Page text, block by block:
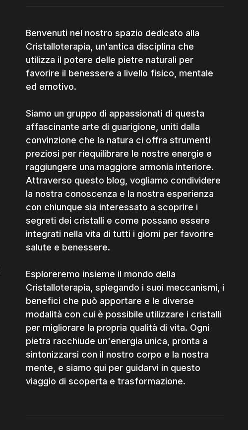
Benvenuti nel nostro spazio dedicato alla
Cristalloterapia, un'antica disciplina che
utilizza il potere delle pietre naturali per
favorire il benessere a livello fisico, mentale
ed emotivo.
Siamo un gruppo di appassionati di questa
affascinante arte di guarigione, uniti dalla
convinzione che la natura ci offra strumenti
preziosi per riequilibrare le nostre energie e
raggiungere una maggiore armonia interiore.
Attraverso questo blog, vogliamo condividere
la nostra conoscenza e la nostra esperienza
con chiunque sia interessato a scoprire i
segreti dei cristalli e come possano essere
integrati nella vita di tutti i giorni per favorire
salute e benessere.
Esploreremo insieme il mondo della
Cristalloterapia, spiegando i suoi meccanismi, i
benefici che può apportare e le diverse
modalità con cui è possibile utilizzare i cristalli
per migliorare la propria qualità di vita. Ogni
pietra racchiude un'energia unica, pronta a
sintonizzarsi con il nostro corpo e la nostra
mente, e siamo qui per guidarvi in questo
viaggio di scoperta e trasformazione.